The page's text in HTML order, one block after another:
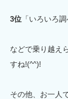
3位 「いろいろ
などで乗り越え
すね!(^^)!
その他、お一人